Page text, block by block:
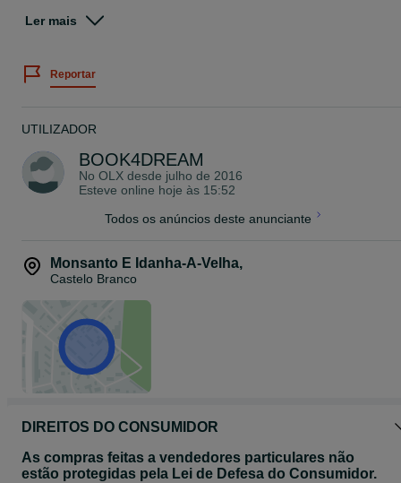
Mexico A History in Art
photographs revealing the creative activities of her artists.
Ler mais
Reportar
UTILIZADOR
BOOK4DREAM
No OLX desde julho de 2016
Esteve online hoje às 15:52
Todos os anúncios deste anunciante
Monsanto E Idanha-A-Velha,
Castelo Branco
DIREITOS DO CONSUMIDOR
As compras feitas a vendedores particulares não
estão protegidas pela Lei de Defesa do Consumidor.